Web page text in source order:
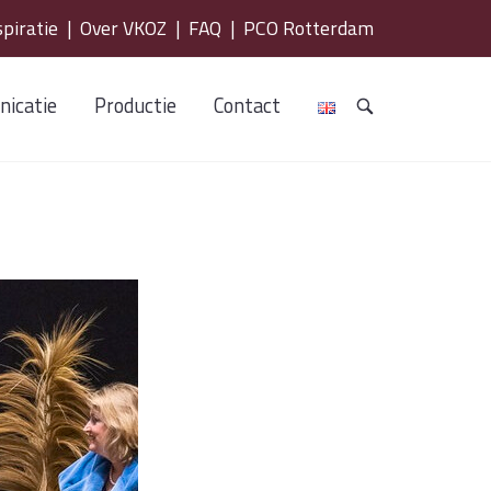
| Over VKOZ | FAQ | PCO Rotterdam
Productie Contact
OPEN